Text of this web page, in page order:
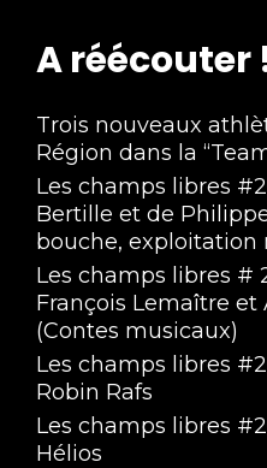
A réécouter
Trois nouveaux
Région dans la
Les champs libres
Bertille et de
bouche, exploitation
Les champs libres #
François Lemaître
(Contes musicaux)
Les champs libres
Robin Rafs
Les champs libres
Hélios